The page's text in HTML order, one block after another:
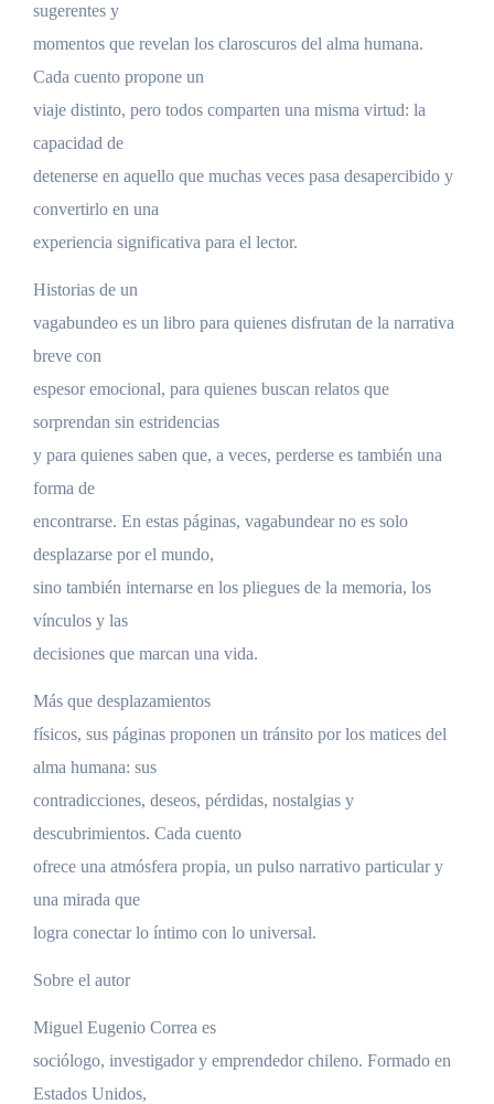
sugerentes y
momentos que revelan los claroscuros del alma humana.
Cada cuento propone un
viaje distinto, pero todos comparten una misma virtud: la
capacidad de
detenerse en aquello que muchas veces pasa desapercibido y
convertirlo en una
experiencia significativa para el lector.
Historias de un
vagabundeo es un libro para quienes disfrutan de la narrativa
breve con
espesor emocional, para quienes buscan relatos que
sorprendan sin estridencias
y para quienes saben que, a veces, perderse es también una
forma de
encontrarse. En estas páginas, vagabundear no es solo
desplazarse por el mundo,
sino también internarse en los pliegues de la memoria, los
vínculos y las
decisiones que marcan una vida.
Más que desplazamientos
físicos, sus páginas proponen un tránsito por los matices del
alma humana: sus
contradicciones, deseos, pérdidas, nostalgias y
descubrimientos. Cada cuento
ofrece una atmósfera propia, un pulso narrativo particular y
una mirada que
logra conectar lo íntimo con lo universal.
Sobre el autor
Miguel Eugenio Correa es
sociólogo, investigador y emprendedor chileno. Formado en
Estados Unidos,